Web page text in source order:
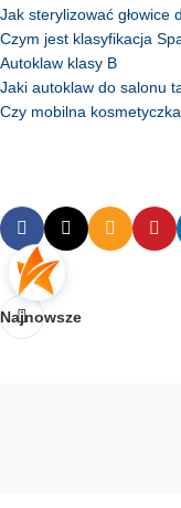
Jak sterylizować głowice
Czym jest klasyfikacja
Autoklaw klasy B
Jaki autoklaw do salonu
Czy mobilna
Najnowsze